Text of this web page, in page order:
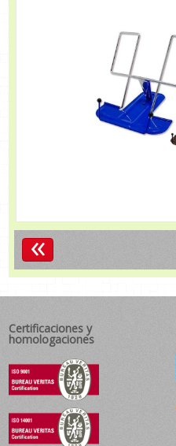
«
Certificaciones y
homologaciones